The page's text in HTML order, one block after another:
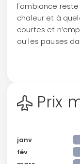
l'ambiance
chaleur et à
courtes et
ou les pauses
Prix
janv
fév